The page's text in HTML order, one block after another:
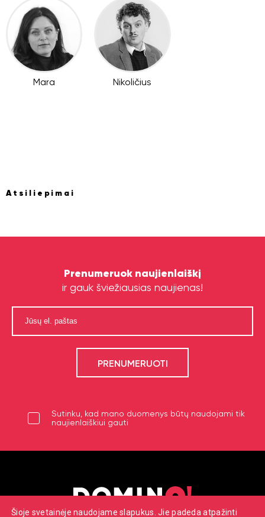
Mara Nikoličius
Atsiliepimai
Prenumeruok naujienlaiškį
ir gauk šviežiausias naujienas!
Sutinku, kad mano duomenys būtų naudojami tik
naujienlaiškiui gauti
Šioje svetainėje naudojame slapukus. Jie padeda atpažinti